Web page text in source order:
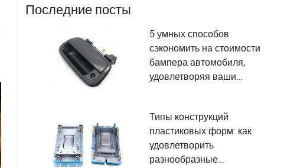
Последние посты
5 умных способов
сэкономить на стоимости
бампера автомобиля,
удовлетворяя ваши
Типы конструкций
пластиковых форм: как
удовлетворить
разнообразные